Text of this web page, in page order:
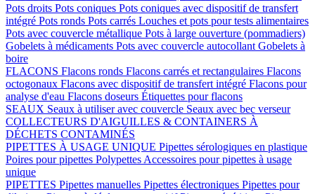
Pots droits Pots coniques Pots coniques avec dispositif de transfert
intégré Pots ronds Pots carrés Louches et pots pour tests alimentaires
Pots avec couvercle métallique Pots à large ouverture (pommadiers)
Gobelets à médicaments Pots avec couvercle autocollant Gobelets à
boire
FLACONS Flacons ronds Flacons carrés et rectangulaires Flacons
octogonaux Flacons avec dispositif de transfert intégré Flacons pour
analyse d'eau Flacons doseurs Étiquettes pour flacons
SEAUX Seaux à utiliser avec couvercle Seaux avec bec verseur
COLLECTEURS D'AIGUILLES & CONTAINERS À
DÉCHETS CONTAMINÉS
PIPETTES À USAGE UNIQUE Pipettes sérologiques en plastique
Poires pour pipettes Polypettes Accessoires pour pipettes à usage
unique
PIPETTES Pipettes manuelles Pipettes électroniques Pipettes pour